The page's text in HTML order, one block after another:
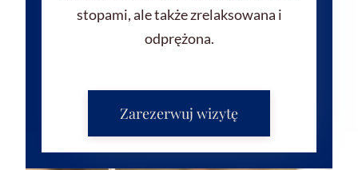
stopami, ale także zrelaksowana i
odprężona.
Zarezerwuj wizytę